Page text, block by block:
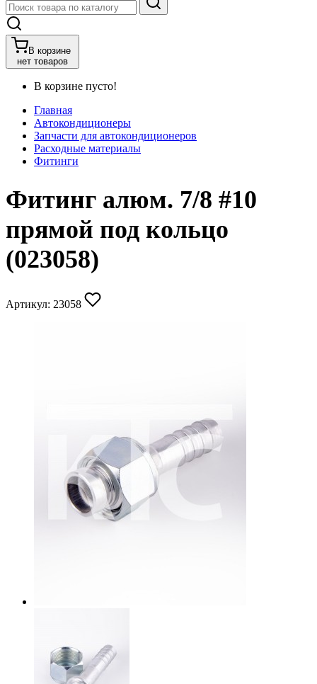
В корзине
нет товаров
В корзине пусто!
Главная
Автокондиционеры
Запчасти для автокондиционеров
Расходные материалы
Фитинги
Фитинг алюм. 7/8 #10
прямой под кольцо
(023058)
Артикул: 23058